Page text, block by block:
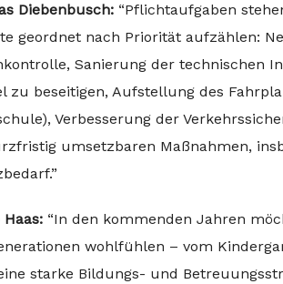
Diebenbusch: “Pflichtaufgaben
geordnet nach Priorität aufzählen:
Sanierung der technischen
zu beseitigen, Aufstellung des
Verbesserung der
umsetzbaren Maßnahmen,
“In den kommenden Jahren
wohlfühlen – vom
starke Bildungs- und